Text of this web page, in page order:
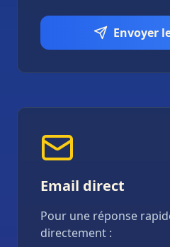
Envoyer
Email direct
Pour une réponse
directement :